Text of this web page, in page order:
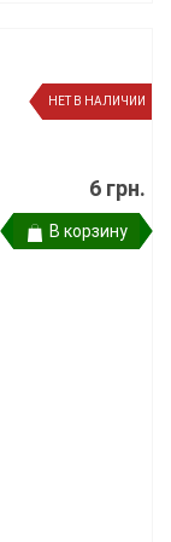
НЕТ В НАЛИЧИИ
6 грн.
В корзину